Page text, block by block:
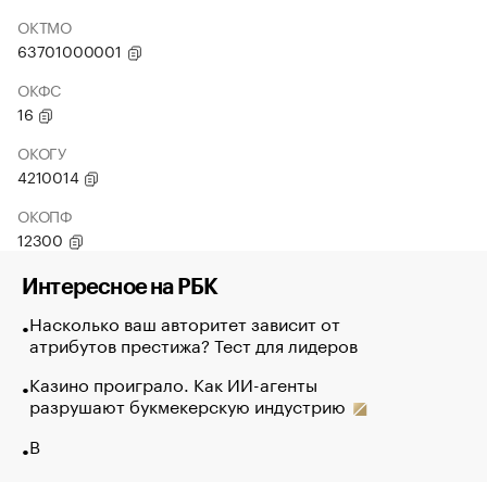
ОКТМО
63701000001
ОКФС
16
ОКОГУ
4210014
ОКОПФ
12300
Интересное на РБК
Насколько ваш авторитет зависит от
атрибутов престижа? Тест для лидеров
Казино проиграло. Как ИИ-агенты
разрушают букмекерскую индустрию
В